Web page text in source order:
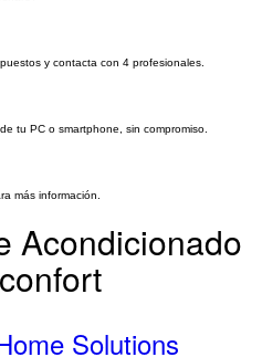
y contacta con 4 profesionales.
tu PC o smartphone, sin compromiso.
más información.
Acondicionado
Solutions